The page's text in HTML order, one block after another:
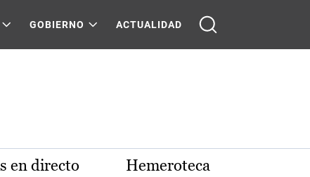
GOBIERNO ACTUALIDAD
en directo Hemeroteca